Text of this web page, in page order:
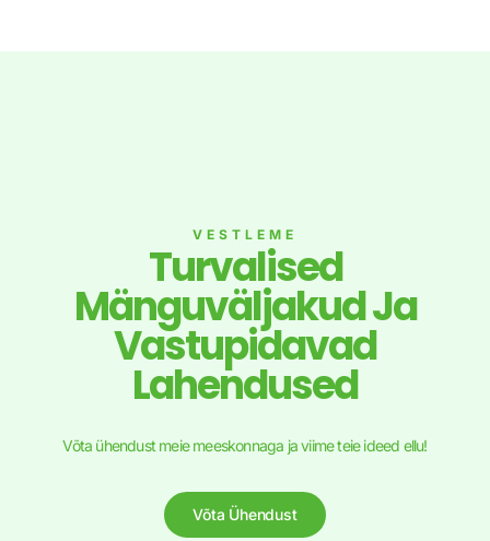
VESTLEME
Turvalised
Mänguväljakud Ja
Vastupidavad
Lahendused
Võta ühendust meie meeskonnaga ja viime teie ideed ellu!
Võta Ühendust